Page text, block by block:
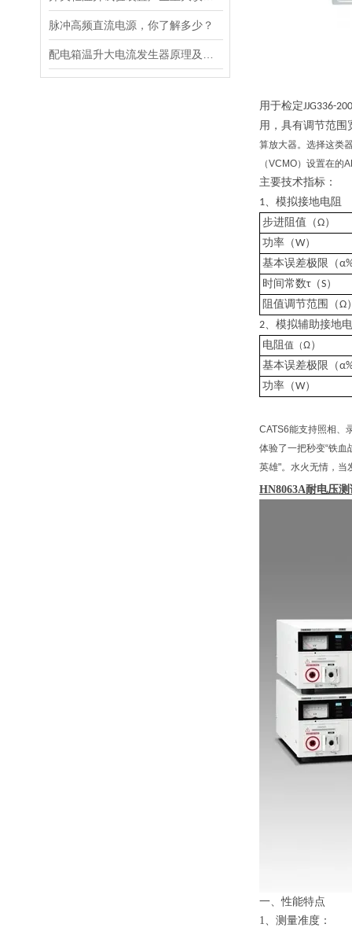
脉冲高频直流电源，你了解多少？
用于检定JJG336-
用，具有调节范围
算放大器。选择这类
（VCMO）设置在
主要技术指标：
1、模拟接地电阻
步进阻值（Ω）
功率（W）
基本误差极限（
时间常数τ（S）
阻值调节范围（Ω
2、 模拟辅助接地
电阻值（Ω）
基本误差极限（
功率（W）
CATS6能支持照相、
体验了一把秒变“铁
英雄"。水火无情，当
HN8063A耐电压
一、性能特点
1、测量准度：